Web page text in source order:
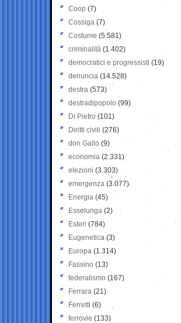
Coop (7)
Cossiga (7)
Costume (5.581)
criminalità (1.402)
democratici e progressisti (19)
denuncia (14.528)
destra (573)
destradipopolo (99)
Di Pietro (101)
Diritti civili (276)
don Gallo (9)
economia (2.331)
elezioni (3.303)
emergenza (3.077)
Energia (45)
Esselunga (2)
Esteri (784)
Eugenetica (3)
Europa (1.314)
Fassino (13)
federalismo (167)
Ferrara (21)
Ferretti (6)
ferrovie (133)